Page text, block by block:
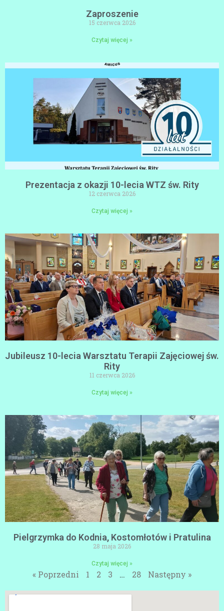
Zaproszenie
15 czerwca 2026
Czytaj więcej »
Prezentacja z okazji 10-lecia WTZ św. Rity
12 czerwca 2026
Czytaj więcej »
Jubileusz 10-lecia Warsztatu Terapii Zajęciowej św.
Rity
11 czerwca 2026
Czytaj więcej »
Pielgrzymka do Kodnia, Kostomłotów i Pratulina
28 maja 2026
Czytaj więcej »
« Poprzedni 1 2 3 … 28 Następny »